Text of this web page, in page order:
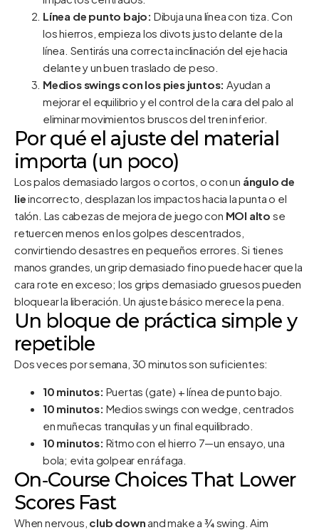
Línea de punto bajo: Dibuja una línea con tiza. Con
los hierros, empieza los divots justo delante de la
línea. Sentirás una correcta inclinación del eje hacia
delante y un buen traslado de peso.
Medios swings con los pies juntos: Ayudan a
mejorar el equilibrio y el control de la cara del palo al
eliminar movimientos bruscos del tren inferior.
Por qué el ajuste del material
importa (un poco)
Los palos demasiado largos o cortos, o con un ángulo de
lieincorrecto, desplazan los impactos hacia la punta o el
talón. Las cabezas de mejora de juego con MOI alto se
retuercen menos en los golpes descentrados,
convirtiendo desastres en pequeños errores. Si tienes
manos grandes, un grip demasiado fino puede hacer que la
cara rote en exceso; los grips demasiado gruesos pueden
bloquear la liberación. Un ajuste básico merece la pena.
Un bloque de práctica simple y
repetible
Dos veces por semana, 30 minutos son suficientes:
10 minutos: Puertas (gate) + línea de punto bajo.
10 minutos: Medios swings con wedge, centrados
en muñecas tranquilas y un final equilibrado.
10 minutos: Ritmo con el hierro 7—un ensayo, una
bola; evita golpear en ráfaga.
On‑Course Choices That Lower
Scores Fast
When nervous, club down and make a ¾ swing. Aim